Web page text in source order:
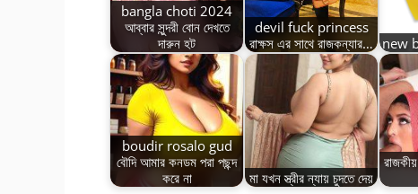
bangla choti 2024
আব্বার সুন্দরী বোন দেখতে
দারুন হট
devil fuck princess
রাক্ষস এর সাথে রাজকন্যার… new
boudir rosalo gud
বৌদি আমার কনডম পরা পছন্দ
করে না
মা যখন স্ত্রীর ন্যায় চুদতে দেয়